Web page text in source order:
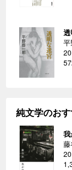
透
純文学のお